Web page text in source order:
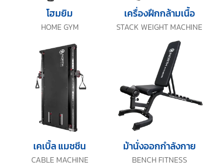
HOME GYM
โฮมยิม
STACK WEIGHT MACHINE
เครื่องฝึกกล้ามเนื้อ
CABLE MACHINE
เคเบิ้ล แมชชีน
BENCH FITNESS
ม้านั่งออกกำลังกาย